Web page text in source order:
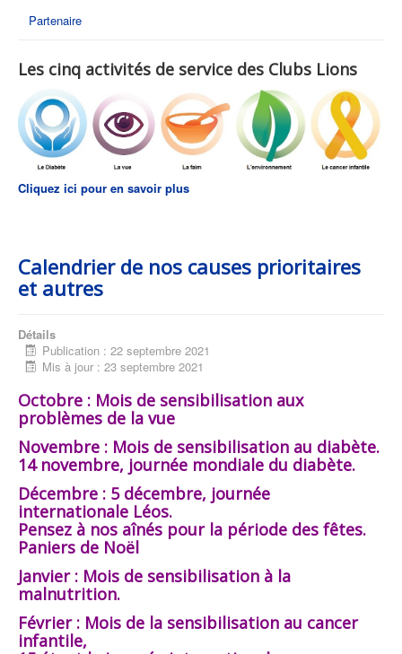
Partenaire
Les cinq activités de service des Clubs Lions
Cliquez ici pour en savoir plus
Calendrier de nos causes prioritaires
et autres
Détails
Publication : 22 septembre 2021
Mis à jour : 23 septembre 2021
Octobre : Mois de sensibilisation aux
problèmes de la vue
Novembre : Mois de sensibilisation au diabète.
14 novembre, journée mondiale du diabète.
Décembre : 5 décembre, journée
internationale Léos.
Pensez à nos aînés pour la période des fêtes.
Paniers de Noël
Janvier : Mois de sensibilisation à la
malnutrition.
Février : Mois de la sensibilisation au cancer
infantile,